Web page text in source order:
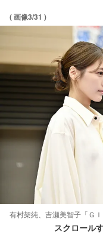
( 画像3/31 )
有村架純、吉瀬美智子「Ｇ
スクロール